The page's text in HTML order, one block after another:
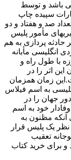
باشد و توسط
سپیده چاپ
صد و هفتاد و دو
مأمور پلیس
حادثه‌ پردازی به هم
انگلیسی‌ مأبانه
با طول راه و
اثر را در
زمان همزمان
به اسم فیلاس
جهان را در
خود به اسم
آنکه مظنون به
یک پلیس قرار
تعقیب
و برای خرید کتاب